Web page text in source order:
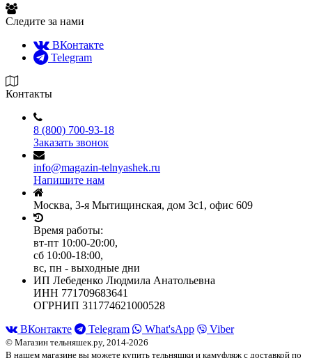
Следите за нами
ВКонтакте
Telegram
Контакты
8 (800) 700-93-18
Заказать звонок
info@magazin-telnyashek.ru
Напишите нам
Москва, 3-я Мытищинская, дом 3с1, офис 609
Время работы:
вт-пт 10:00-20:00,
сб 10:00-18:00,
вс, пн - выходные дни
ИП Лебеденко Людмила Анатольевна
ИНН 771709683641
ОГРНИП 311774621000528
ВКонтакте
Telegram What'sApp Viber
© Магазин тельняшек.ру, 2014-2026
В нашем магазине вы можете купить тельняшки и камуфляж с доставкой по